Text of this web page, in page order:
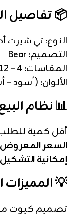
📦 تفاصيل
النوع: تي شيرت
التصميم: Bear
المقاسات: 4 – 12 سنة
الألوان: (أسود
📊 نظام
أقل كمية
السعر المعروض: سعر
إمكانية
💡 المميزات
تصميم كيوت